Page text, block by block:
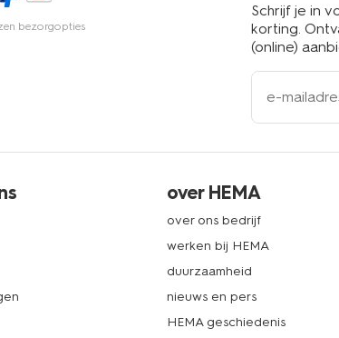
bezorgopties
Schrijf je in
korting.
(online)
e-
mailadres
over HEMA
over ons bedrijf
werken bij HEMA
duurzaamheid
nieuws en pers
HEMA geschiedenis